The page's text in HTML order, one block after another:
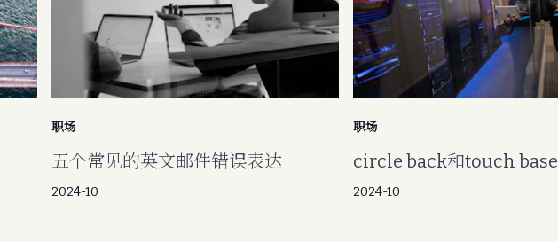
职场
五个常见的英文邮件错误表达
2024-10
职场
circle back和touch base
2024-10